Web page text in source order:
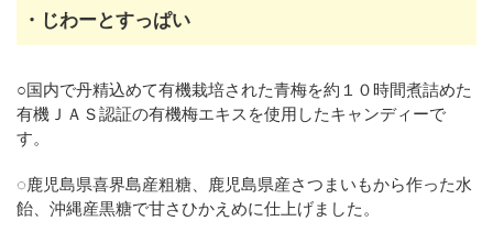
・じわーとすっぱい
○国内で丹精込めて有機栽培された青梅を約１０時間煮詰めた
有機ＪＡＳ認証の有機梅エキスを使用したキャンディーで
す。
◌鹿児島県喜界島産粗糖、鹿児島県産さつまいもから作った水
飴、沖縄産黒糖で甘さひかえめに仕上げました。